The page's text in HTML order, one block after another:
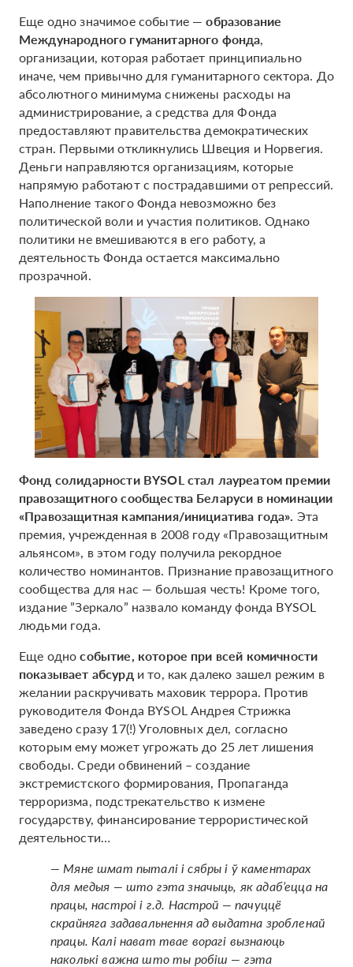
Еще одно значимое событие —образование
Международного гуманитарного фонда,
организации, которая работает принципиально
иначе, чем привычно для гуманитарного сектора. До
абсолютного минимума снижены расходы на
администрирование, а средства для Фонда
предоставляют правительства демократических
стран. Первыми откликнулись Швеция и Норвегия.
Деньги направляются организациям, которые
напрямую работают с пострадавшими от репрессий.
Наполнение такого Фонда невозможно без
политической воли и участия политиков. Однако
политики не вмешиваются в его работу, а
деятельность Фонда остается максимально
прозрачной.
Фонд солидарности BYSOL стал лауреатом премии
правозащитного сообщества Беларуси в номинации
«Правозащитная кампания/инициатива года». Эта
премия, учрежденная в 2008 году «Правозащитным
альянсом», в этом году получила рекордное
количество номинантов. Признание правозащитного
сообщества для нас — большая честь! Кроме того,
издание ”Зеркало” назвало команду фонда BYSOL
людьми года.
Еще однособытие, которое при всей комичности
показывает абсурди то, как далеко зашел режим в
желании раскручивать маховик террора. Против
руководителя Фонда BYSOL Андрея Стрижка
заведено сразу 17(!) Уголовных дел, согласно
которым ему может угрожать до 25 лет лишения
свободы. Среди обвинений – создание
экстремистского формирования, Пропаганда
терроризма, подстрекательство к измене
государству, финансирование террористической
деятельности…
— Мяне шмат пыталі і сябры і ў каментарах
для медыя — што гэта значыць, як адаб’ецца на
працы, настроі і г.д. Настрой — пачуццё
скрайняга задавальнення ад выдатна зробленай
працы. Калі нават твае ворагі вызнаюць
наколькі важна што ты робіш — гэта